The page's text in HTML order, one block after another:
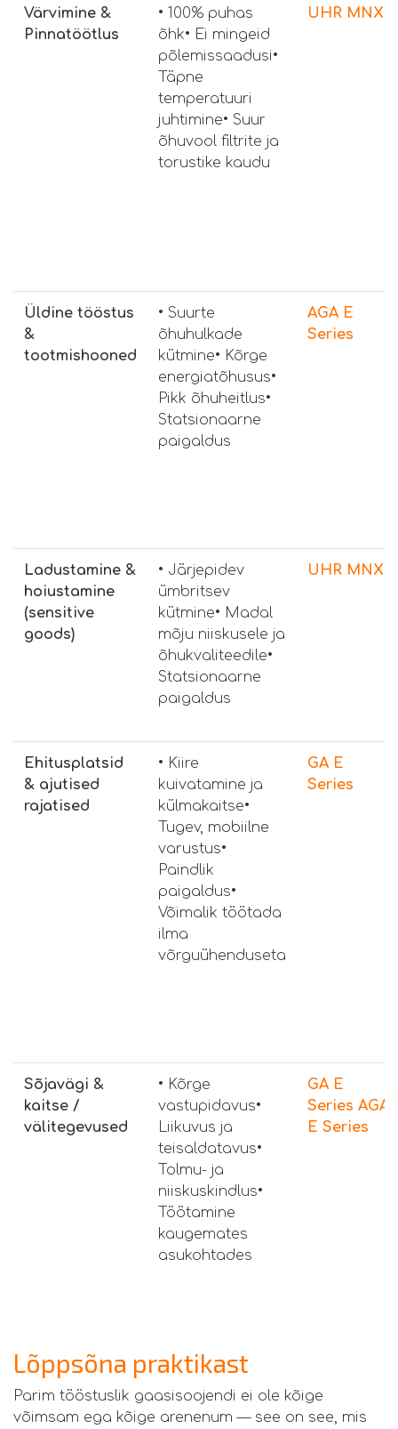
Värvimine &
Pinnatöötlus
• 100% puhas
õhk• Ei mingeid
põlemissaadusi•
Täpne
temperatuuri
juhtimine• Suur
õhuvool filtrite ja
torustike kaudu
UHR MNX
Üldine tööstus
&
tootmishooned
• Suurte
õhuhulkade
kütmine• Kõrge
energiatõhusus•
Pikk õhuheitlus•
Statsionaarne
paigaldus
AGA E
Series
Ladustamine &
hoiustamine
(sensitive
goods)
• Järjepidev
ümbritsev
kütmine• Madal
mõju niiskusele ja
õhukvaliteedile•
Statsionaarne
paigaldus
UHR MNX
Ehitusplatsid
& ajutised
rajatised
• Kiire
kuivatamine ja
külmakaitse•
Tugev, mobiilne
varustus•
Paindlik
paigaldus•
Võimalik töötada
ilma
võrguühenduseta
GA E
Series
Sõjavägi &
kaitse /
välitegevused
• Kõrge
vastupidavus•
Liikuvus ja
teisaldatavus•
Tolmu- ja
niiskuskindlus•
Töötamine
kaugemates
asukohtades
GA E
Series AGA
E Series
Lõppsõna praktikast
Parim tööstuslik gaasisoojendi ei ole kõige
võimsam ega kõige arenenum — see on see, mis